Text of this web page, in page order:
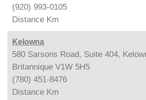
(920) 993-0105
Distance Km
Kelowna
580 Sarsons Road, Suite 404,
Britannique V1W 5H5
(780) 451-8476
Distance Km